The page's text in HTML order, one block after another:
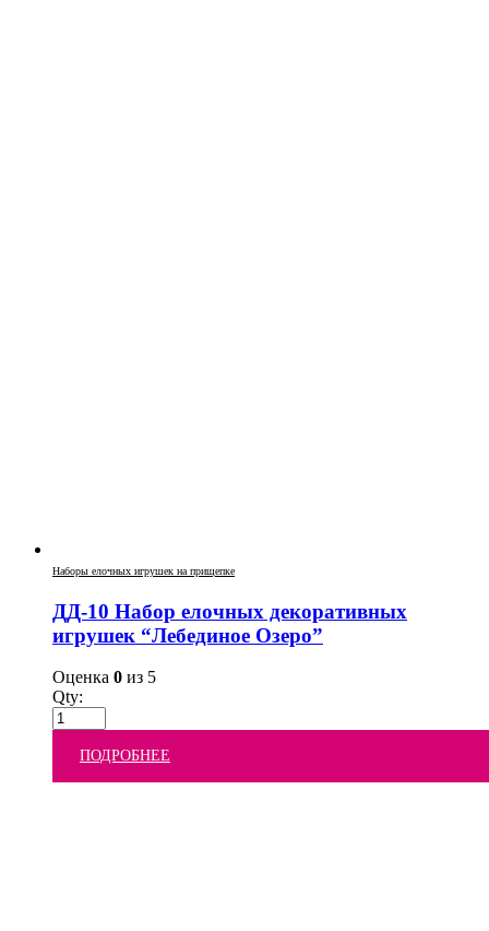
Наборы елочных игрушек на прищепке
ДД-10 Набор елочных декоративных
игрушек “Лебединое Озеро”
Оценка 0 из 5
Qty:
ПОДРОБНЕЕ